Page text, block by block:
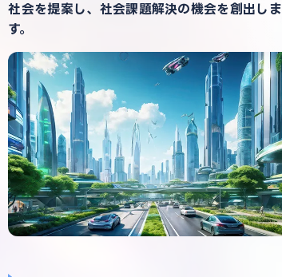
社会を提案し、社会課題解決の機会を創出しま
す。